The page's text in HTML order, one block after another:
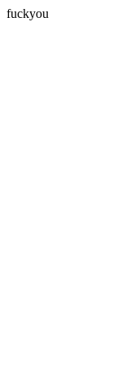
fuckyou